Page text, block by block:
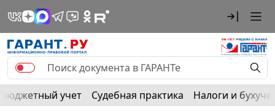
Бюджетный учет Судебная практика Налоги и